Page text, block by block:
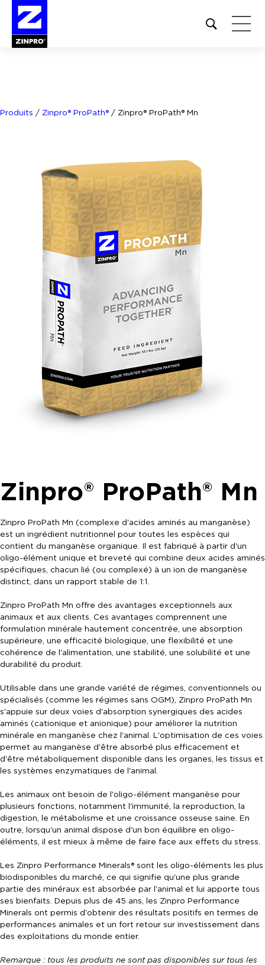
Open
site
Produits / Zinpro® ProPath® / Zinpro® ProPath® Mn
Zinpro® ProPath® Mn
Zinpro ProPath Mn (complexe d'acides aminés au manganèse)
est un ingrédient nutritionnel pour toutes les espèces qui
contient du manganèse organique. Il est fabriqué à partir d'un
oligo-élément unique et breveté qui combine deux acides aminés
spécifiques, chacun lié (ou complexé) à un ion de manganèse
distinct, dans un rapport stable de 1:1.
Zinpro ProPath Mn offre des avantages exceptionnels aux
animaux et aux clients. Ces avantages comprennent une
formulation minérale hautement concentrée, une absorption
supérieure, une efficacité biologique, une flexibilité et une
cohérence de l'alimentation, une stabilité, une solubilité et une
durabilité du produit.
Utilisable dans une grande variété de régimes, conventionnels ou
spécialisés (comme les régimes sans OGM), Zinpro ProPath Mn
s'appuie sur deux voies d'absorption synergiques des acides
aminés (cationique et anionique) pour améliorer la nutrition
minérale en manganèse chez l'animal. L'optimisation de ces voies
permet au manganèse d'être absorbé plus efficacement et
d'être métaboliquement disponible dans les organes, les tissus et
les systèmes enzymatiques de l'animal.
Les animaux ont besoin de l'oligo-élément manganèse pour
plusieurs fonctions, notamment l'immunité, la reproduction, la
digestion, le métabolisme et une croissance osseuse saine. En
outre, lorsqu'un animal dispose d'un bon équilibre en oligo-
éléments, il est mieux à même de faire face aux effets du stress.
Les Zinpro Performance Minerals® sont les oligo-éléments les plus
biodisponibles du marché, ce qui signifie qu'une plus grande
partie des minéraux est absorbée par l'animal et lui apporte tous
ses bienfaits. Depuis plus de 45 ans, les Zinpro Performance
Minerals ont permis d'obtenir des résultats positifs en termes de
performances animales et un fort retour sur investissement dans
des exploitations du monde entier.
Remarque : tous les produits ne sont pas disponibles sur tous les